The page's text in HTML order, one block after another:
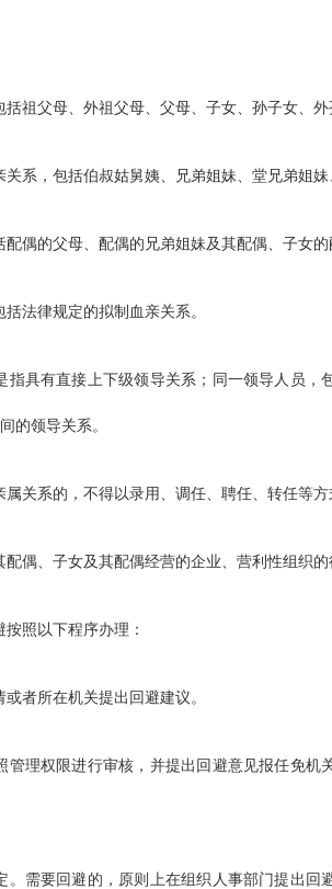
父母、外祖父母、父母、子女、孙子女、外
，包括伯叔姑舅姨、兄弟姐妹、堂兄弟姐妹
的父母、配偶的兄弟姐妹及其配偶、子女的
律规定的拟制血亲关系。
有直接上下级领导关系；同一领导人员，
的领导关系。
关系的，不得以录用、调任、聘任、转任等方
偶、子女及其配偶经营的企业、营利性组织的
照以下程序办理：
所在机关提出回避建议。
权限进行审核，并提出回避意见报任免机
要回避的，原则上在组织人事部门提出回